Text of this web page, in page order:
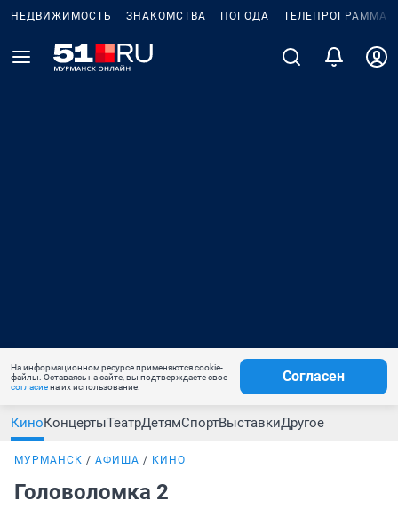
НЕДВИЖИМОСТЬ ЗНАКОМСТВА ПОГОДА ТЕЛЕПРОГРАММА
На информационном ресурсе применяются cookie-
файлы. Оставаясь на сайте, вы подтверждаете свое
согласиена их использование.
Согласен
КиноКонцертыТеатрДетямСпортВыставкиДругое
МУРМАНСК АФИША КИНО
Головоломка 2